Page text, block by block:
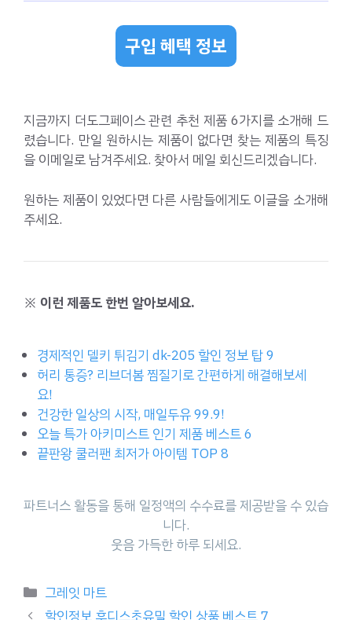
구입 혜택 정보
지금까지 더도그페이스 관련 추천 제품 6가지를 소개해 드
렸습니다. 만일 원하시는 제품이 없다면 찾는 제품의 특징
을 이메일로 남겨주세요. 찾아서 메일 회신드리겠습니다.
원하는 제품이 있었다면 다른 사람들에게도 이글을 소개해
주세요.
※ 이런 제품도 한번 알아보세요.
경제적인 델키 튀김기 dk-205 할인 정보 탑 9
허리 통증? 리브더봄 찜질기로 간편하게 해결해보세
요!
건강한 일상의 시작, 매일두유 99.9!
오늘 특가 아키미스트 인기 제품 베스트 6
끝판왕 쿨러팬 최저가 아이템 TOP 8
파트너스 활동을 통해 일정액의 수수료를 제공받을 수 있습
니다.
웃음 가득한 하루 되세요.
Categories
그레잇 마트